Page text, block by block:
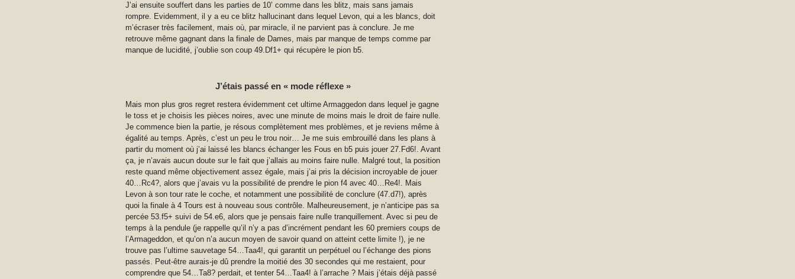
J’ai ensuite souffert dans les parties de 10’ comme dans les blitz, mais sans jamais
rompre. Evidemment, il y a eu ce blitz hallucinant dans lequel Levon, qui a les blancs, doit
m’écraser très facilement, mais où, par miracle, il ne parvient pas à conclure. Je me
retrouve même gagnant dans la finale de Dames, mais par manque de temps comme par
manque de lucidité, j’oublie son coup 49.Df1+ qui récupère le pion b5.
J’étais passé en « mode réflexe »
Mais mon plus gros regret restera évidemment cet ultime Armaggedon dans lequel je gagne
le toss et je choisis les pièces noires, avec une minute de moins mais le droit de faire nulle.
Je commence bien la partie, je résous complètement mes problèmes, et je reviens même à
égalité au temps. Après, c’est un peu le trou noir… Je me suis embrouillé dans les plans à
partir du moment où j’ai laissé les blancs échanger les Fous en b5 puis jouer 27.Fd6!. Avant
ça, je n’avais aucun doute sur le fait que j’allais au moins faire nulle. Malgré tout, la position
reste quand même objectivement assez égale, mais j’ai pris la décision incroyable de jouer
40…Rc4?, alors que j’avais vu la possibilité de prendre le pion f4 avec 40…Re4!. Mais
Levon à son tour rate le coche, et notamment une possibilité de conclure (47.d7!), après
quoi la finale à 4 Tours est à nouveau sous contrôle. Malheureusement, je n’anticipe pas sa
percée 53.f5+ suivi de 54.e6, alors que je pensais faire nulle tranquillement. Avec si peu de
temps à la pendule (je rappelle qu’il n’y a pas d’incrément pendant les 60 premiers coups de
l’Armageddon, et qu’on n’a aucun moyen de savoir quand on atteint cette limite !), je ne
trouve pas l’ultime sauvetage 54…Taa4!, qui garantit un perpétuel ou l’échange des pions
passés. Peut-être aurais-je dû prendre la moitié des 30 secondes qui me restaient, pour
comprendre que 54…Ta8? perdait, et tenter 54…Taa4! à l’arrache ? Mais j’étais déjà passé